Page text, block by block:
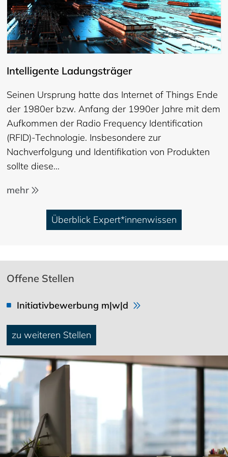
Intelligente Ladungsträger
Seinen Ursprung hatte das Internet of Things Ende
der 1980er bzw. Anfang der 1990er Jahre mit dem
Aufkommen der Radio Frequency Identification
(RFID)-Technologie. Insbesondere zur
Nachverfolgung und Identifikation von Produkten
sollte diese…
mehr
Überblick Expert*innenwissen
Offene Stellen
Initiativbewerbung m|w|d
zu weiteren Stellen